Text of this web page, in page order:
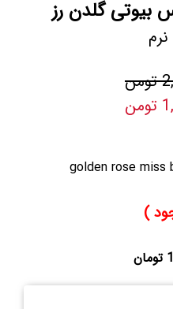
بیوتی گلدن رز
golden rose miss
)